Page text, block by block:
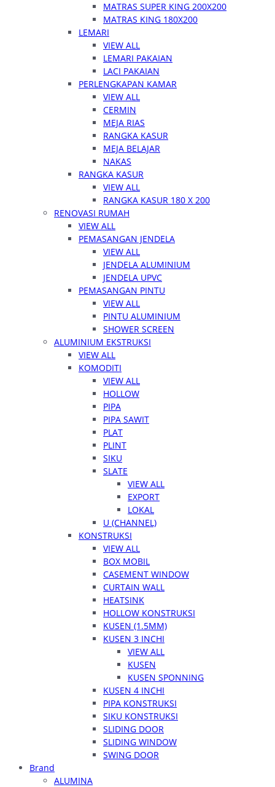
MATRAS SUPER KING 200X200
MATRAS KING 180X200
LEMARI
VIEW ALL
LEMARI PAKAIAN
LACI PAKAIAN
PERLENGKAPAN KAMAR
VIEW ALL
CERMIN
MEJA RIAS
RANGKA KASUR
MEJA BELAJAR
NAKAS
RANGKA KASUR
VIEW ALL
RANGKA KASUR 180 X 200
RENOVASI RUMAH
VIEW ALL
PEMASANGAN JENDELA
VIEW ALL
JENDELA ALUMINIUM
JENDELA UPVC
PEMASANGAN PINTU
VIEW ALL
PINTU ALUMINIUM
SHOWER SCREEN
ALUMINIUM EKSTRUKSI
VIEW ALL
KOMODITI
VIEW ALL
HOLLOW
PIPA
PIPA SAWIT
PLAT
PLINT
SIKU
SLATE
VIEW ALL
EXPORT
LOKAL
U (CHANNEL)
KONSTRUKSI
VIEW ALL
BOX MOBIL
CASEMENT WINDOW
CURTAIN WALL
HEATSINK
HOLLOW KONSTRUKSI
KUSEN (1.5MM)
KUSEN 3 INCHI
VIEW ALL
KUSEN
KUSEN SPONNING
KUSEN 4 INCHI
PIPA KONSTRUKSI
SIKU KONSTRUKSI
SLIDING DOOR
SLIDING WINDOW
SWING DOOR
Brand
ALUMINA